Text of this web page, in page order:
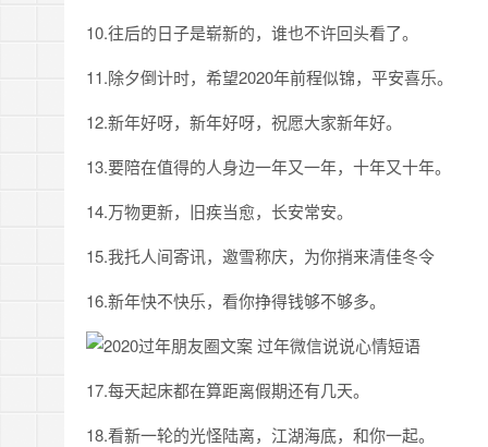
10.往后的日子是崭新的，谁也不许回头看了。
11.除夕倒计时，希望2020年前程似锦，平安喜乐。
12.新年好呀，新年好呀，祝愿大家新年好。
13.要陪在值得的人身边一年又一年，十年又十年。
14.万物更新，旧疾当愈，长安常安。
15.我托人间寄讯，邀雪称庆，为你捎来清佳冬令
16.新年快不快乐，看你挣得钱够不够多。
17.每天起床都在算距离假期还有几天。
18.看新一轮的光怪陆离，江湖海底，和你一起。